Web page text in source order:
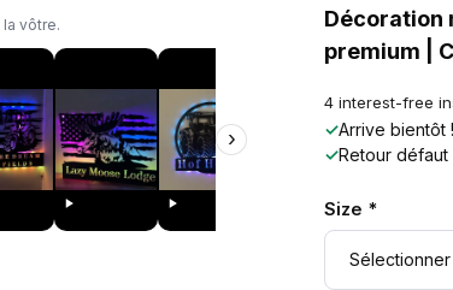
vôtre.
›
Décoration
premium |
4 interest-free
✓Arrive bientôt
✓Retour
Size *